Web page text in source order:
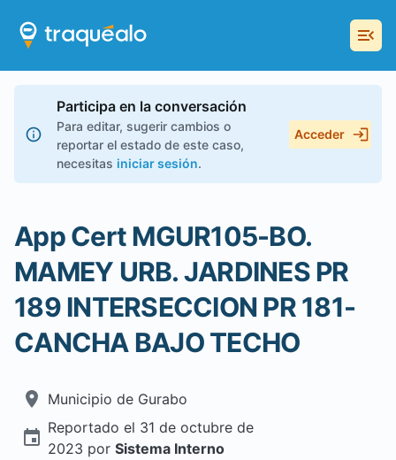
Participa en la conversación
Para editar, sugerir cambios o
reportar el estado de este caso,
necesitas iniciar sesión.
Acceder
App Cert MGUR105-BO.
MAMEY URB. JARDINES PR
189 INTERSECCION PR 181-
CANCHA BAJO TECHO
Municipio de Gurabo
Reportado el 31 de octubre de
2023 por Sistema Interno